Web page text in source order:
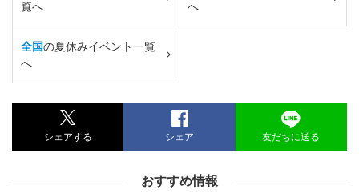
覧へ へ
全国の夏休みイベント一覧
へ
シェアする シェア 友だちに送る
おすすめ情報